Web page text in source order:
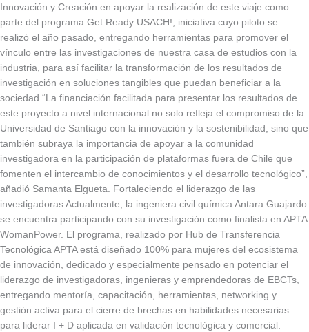
Innovación y Creación en apoyar la realización de este viaje como
parte del programa Get Ready USACH!, iniciativa cuyo piloto se
realizó el año pasado, entregando herramientas para promover el
vínculo entre las investigaciones de nuestra casa de estudios con la
industria, para así facilitar la transformación de los resultados de
investigación en soluciones tangibles que puedan beneficiar a la
sociedad “La financiación facilitada para presentar los resultados de
este proyecto a nivel internacional no solo refleja el compromiso de la
Universidad de Santiago con la innovación y la sostenibilidad, sino que
también subraya la importancia de apoyar a la comunidad
investigadora en la participación de plataformas fuera de Chile que
fomenten el intercambio de conocimientos y el desarrollo tecnológico”,
añadió Samanta Elgueta. Fortaleciendo el liderazgo de las
investigadoras Actualmente, la ingeniera civil química Antara Guajardo
se encuentra participando con su investigación como finalista en APTA
WomanPower. El programa, realizado por Hub de Transferencia
Tecnológica APTA está diseñado 100% para mujeres del ecosistema
de innovación, dedicado y especialmente pensado en potenciar el
liderazgo de investigadoras, ingenieras y emprendedoras de EBCTs,
entregando mentoría, capacitación, herramientas, networking y
gestión activa para el cierre de brechas en habilidades necesarias
para liderar I + D aplicada en validación tecnológica y comercial.